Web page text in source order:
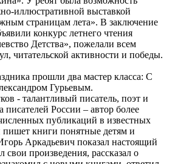
иллюстративной выставкой
страницам лета». В заключение
конкурс летнего чтения
Детства», пожелали всем
читательской активности и победы.
прошли два мастер класса: С
Гурьевым.
- талантливый писатель, поэт и
писателей России – автор более
публикаций в известных
книги понятные детям и
Аркадьевич показал настоящий
свои произведения, рассказал о